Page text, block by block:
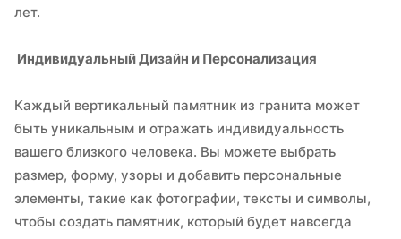
лет.
Индивидуальный Дизайн и Персонализация
Каждый вертикальный памятник из гранита может
быть уникальным и отражать индивидуальность
вашего близкого человека. Вы можете выбрать
размер, форму, узоры и добавить персональные
элементы, такие как фотографии, тексты и символы,
чтобы создать памятник, который будет навсегда